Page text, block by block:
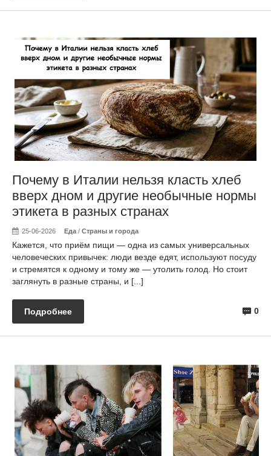
Почему в Италии нельзя класть хлеб
вверх дном и другие необычные нормы
этикета в разных странах
25-06-2026 Еда /Страны и города
Кажется, что приём пищи — одна из самых универсальных
человеческих привычек: люди везде едят, используют посуду
и стремятся к одному и тому же — утолить голод. Но стоит
заглянуть в разные страны, и [...]
0
Подробнее